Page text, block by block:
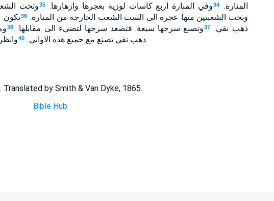
المنارة.
34وفي المنارة اربع كاسات لوزية بعجرها وازهارها. 35وتحت
وتحت الشعبتين منها عجرة الى الست الشعب الخارجة من المنارة. 36تكون
ذهب نقي.
37وتصنع سرجها سبعة. فتصعد سرجها لتضيء الى مقابلها. 38
ذهب نقي تصنع مع جميع هذه الاواني. 40
Translated by Smith & Van Dyke, 1865.
Bible Hub